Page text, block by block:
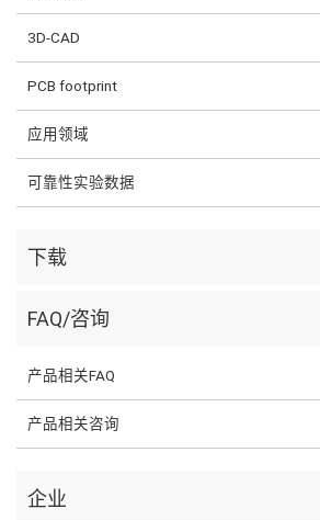
3D-CAD
PCB footprint
应用领域
可靠性实验数据
下载
FAQ/咨询
产品相关FAQ
产品相关咨询
企业